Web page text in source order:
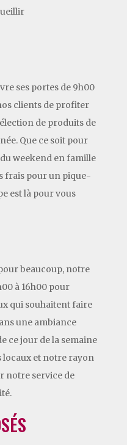
ses portes de 9h00
clients de profiter
de produits de
Que ce soit pour
weekend en famille
frais pour un pique-
est là pour vous
beaucoup, notre
à 16h00 pour
qui souhaitent faire
une ambiance
ce jour de la semaine
et notre rayon
notre service de